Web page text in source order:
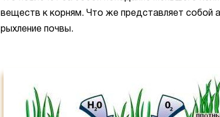
веществ к корням. Что же представляет собой
рыхление почвы.